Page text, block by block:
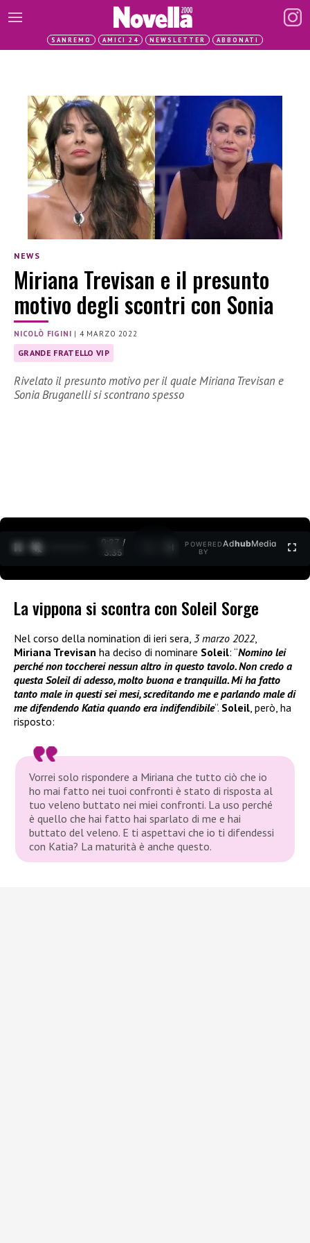
SANREMO AMICI 24 NEWSLETTER ABBONATI
NEWS
Miriana Trevisan e il presunto
motivo degli scontri con Sonia
NICOLÒ FIGINI | 4 MARZO 2022
GRANDE FRATELLO VIP
Rivelato il presunto motivo per il quale Miriana Trevisan e
Sonia Bruganelli si scontrano spesso
0:27 /
3:35
POWERED
BY
AdhubMedia
La vippona si scontra con Soleil Sorge
Nel corso della nomination di ieri sera, 3 marzo 2022,
Miriana Trevisan ha deciso di nominare Soleil: “Nomino lei
perché non toccherei nessun altro in questo tavolo. Non credo a
questa Soleil di adesso, molto buona e tranquilla. Mi ha fatto
tanto male in questi sei mesi, screditando me e parlando male di
me difendendo Katia quando era indifendibile“. Soleil, però, ha
risposto:
Vorrei solo rispondere a Miriana che tutto ciò che io
ho mai fatto nei tuoi confronti è stato di risposta al
tuo veleno buttato nei miei confronti. La uso perché
è quello che hai fatto hai sparlato di me e hai
buttato del veleno. E ti aspettavi che io ti difendessi
con Katia? La maturità è anche questo.